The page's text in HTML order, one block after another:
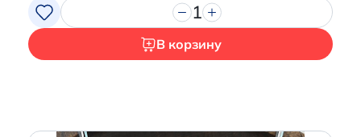
1
В корзину